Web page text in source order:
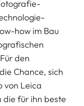
how im Bau
den
Chance, sich
von Leica
die für ihn beste